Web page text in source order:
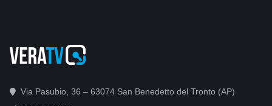
Via Pasubio, 36 – 63074 San Benedetto del Tronto (AP)